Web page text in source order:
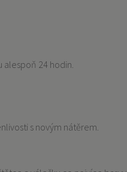
alespoň 24 hodin.
s novým nátěrem.